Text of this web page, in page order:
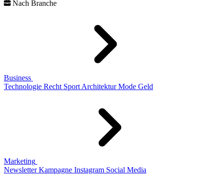
Nach Branche
Business
Technologie Recht Sport Architektur Mode Geld
Marketing
Newsletter Kampagne Instagram Social Media